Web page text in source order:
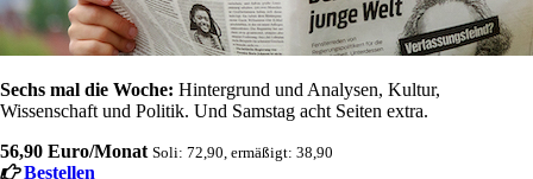
Sechs mal die Woche: Hintergrund und Analysen, Kultur,
Wissenschaft und Politik. Und Samstag acht Seiten extra.
56,90 Euro/Monat Soli: 72,90, ermäßigt: 38,90
Bestellen